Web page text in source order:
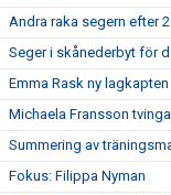
Andra raka segern efter
Seger i skånederbyt för
Emma Rask ny lagkapten
Michaela Fransson
Summering av
Fokus: Filippa Nyman